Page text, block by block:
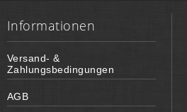
Informationen
Versand- &
Zahlungsbedingungen
AGB